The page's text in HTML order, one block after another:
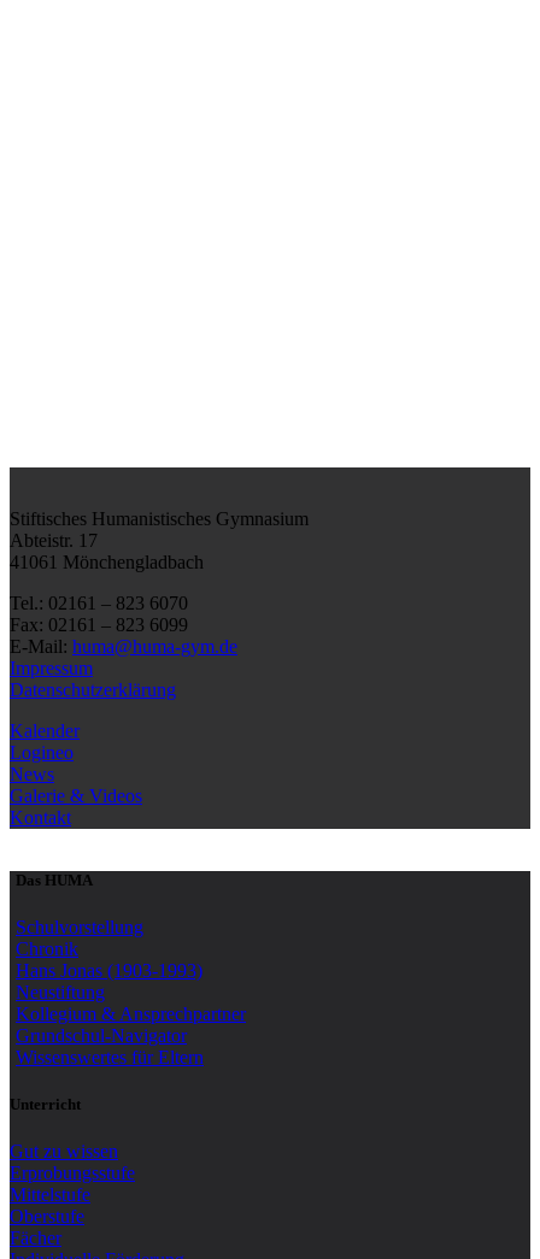
Stiftisches Humanistisches Gymnasium
Abteistr. 17
41061 Mönchengladbach
Tel.: 02161 – 823 6070
Fax: 02161 – 823 6099
E-Mail: huma@huma-gym.de
Impressum
Datenschutzerklärung
Kalender
Logineo
News
Galerie & Videos
Kontakt
Das HUMA
Schulvorstellung
Chronik
Hans Jonas (1903-1993)
Neustiftung
Kollegium & Ansprechpartner
Grundschul-Navigator
Wissenswertes für Eltern
Unterricht
Gut zu wissen
Erprobungsstufe
Mittelstufe
Oberstufe
Fächer